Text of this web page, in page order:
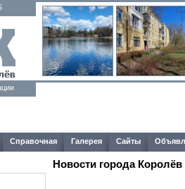
Справочная Галерея Сайты
Новости города Королёв